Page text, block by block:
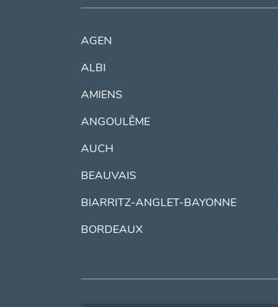
AGEN
ALBI
AMIENS
ANGOULÊME
AUCH
BEAUVAIS
BIARRITZ-ANGLET-BAYONNE
BORDEAUX